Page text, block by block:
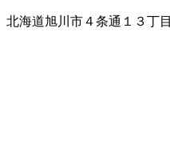
北海道旭川市４条通１３丁目